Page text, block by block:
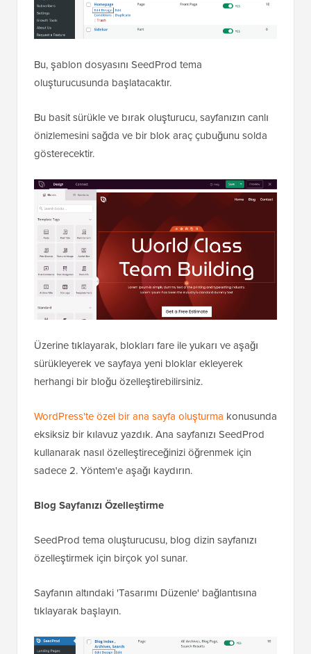
Bu, şablon dosyasını SeedProd tema
oluşturucusunda başlatacaktır.
Bu basit sürükle ve bırak oluşturucu, sayfanızın canlı
önizlemesini sağda ve bir blok araç çubuğunu solda
gösterecektir.
Üzerine tıklayarak, blokları fare ile yukarı ve aşağı
sürükleyerek ve sayfaya yeni bloklar ekleyerek
herhangi bir bloğu özelleştirebilirsiniz.
WordPress'te özel bir ana sayfa oluşturma konusunda
eksiksiz bir kılavuz yazdık. Ana sayfanızı SeedProd
kullanarak nasıl özelleştireceğinizi öğrenmek için
sadece 2. Yöntem'e aşağı kaydırın.
Blog Sayfanızı Özelleştirme
SeedProd tema oluşturucusu, blog dizin sayfanızı
özelleştirmek için birçok yol sunar.
Sayfanın altındaki 'Tasarımı Düzenle' bağlantısına
tıklayarak başlayın.